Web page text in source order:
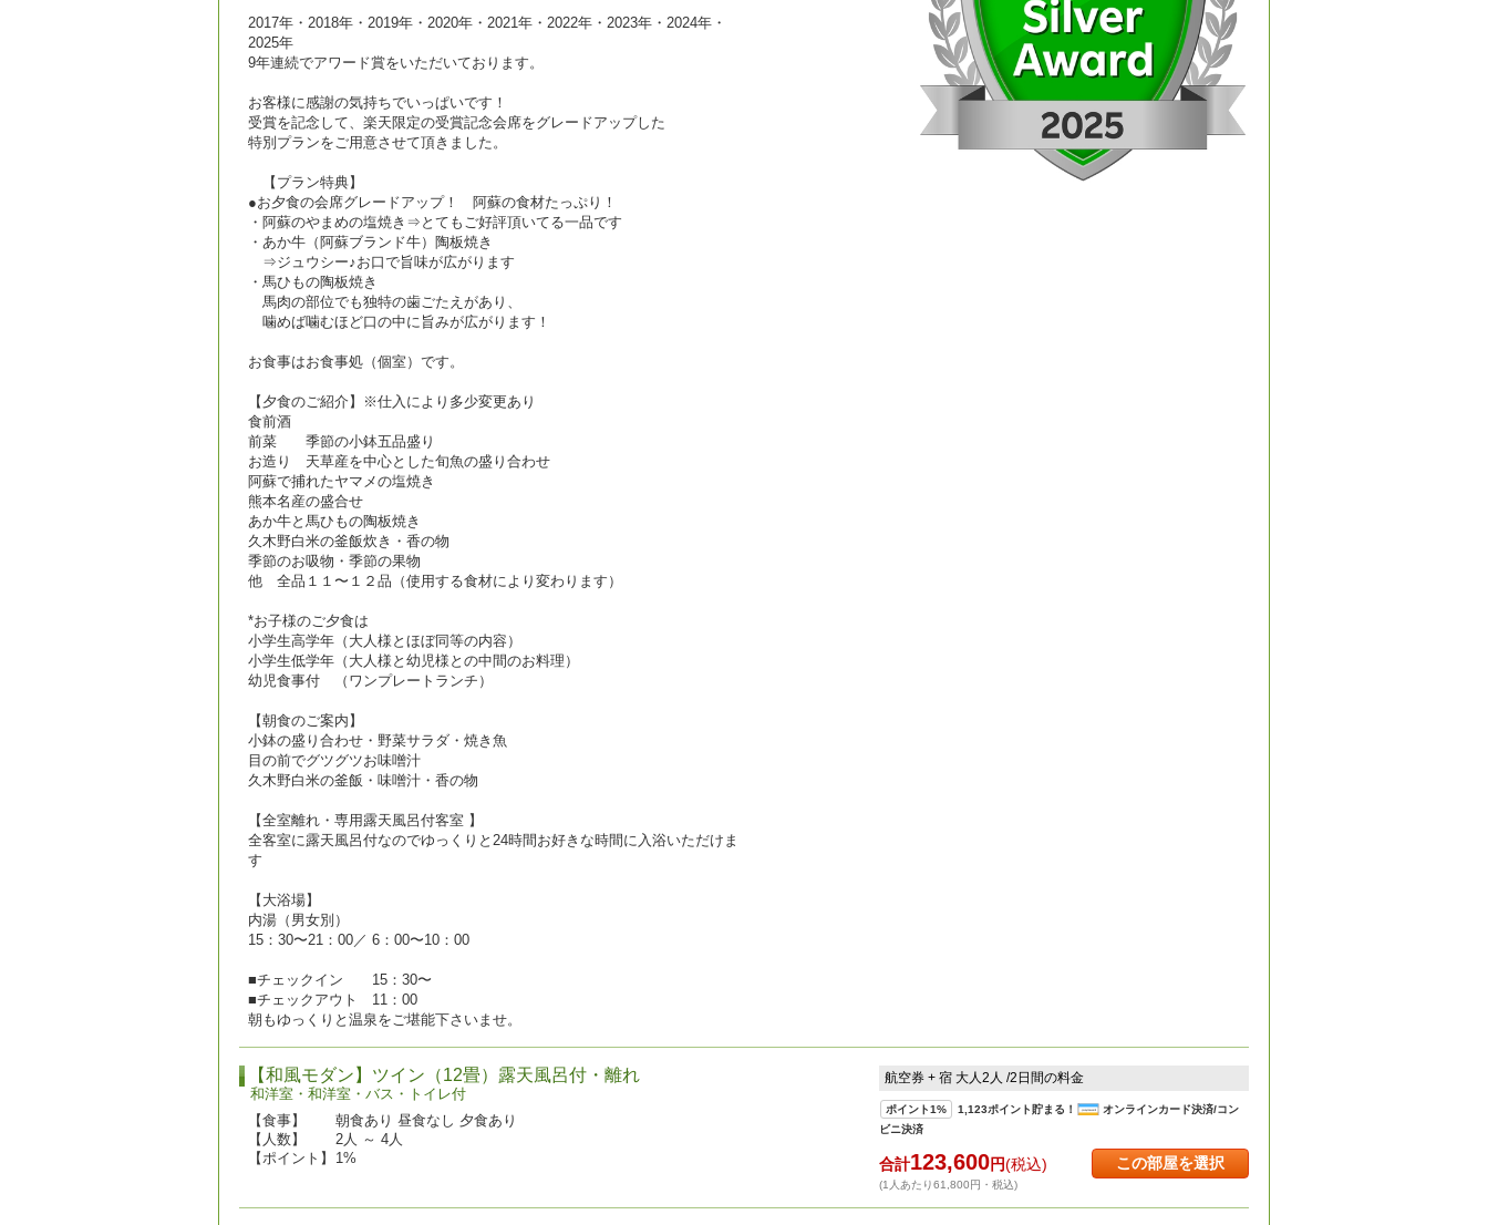
2017年・2018年・2019年・2020年・2021年・2022年・2023年・2024年・
2025年
9年連続でアワード賞をいただいております。
お客様に感謝の気持ちでいっぱいです！
受賞を記念して、楽天限定の受賞記念会席をグレードアップした
特別プランをご用意させて頂きました。
【プラン特典】
●お夕食の会席グレードアップ！ 阿蘇の食材たっぷり！
・阿蘇のやまめの塩焼き⇒とてもご好評頂いてる一品です
・あか牛（阿蘇ブランド牛）陶板焼き
⇒ジュウシー♪お口で旨味が広がります
・馬ひもの陶板焼き
馬肉の部位でも独特の歯ごたえがあり、
噛めば噛むほど口の中に旨みが広がります！
お食事はお食事処（個室）です。
【夕食のご紹介】※仕入により多少変更あり
食前酒
前菜 季節の小鉢五品盛り
お造り 天草産を中心とした旬魚の盛り合わせ
阿蘇で捕れたヤマメの塩焼き
熊本名産の盛合せ
あか牛と馬ひもの陶板焼き
久木野白米の釜飯炊き・香の物
季節のお吸物・季節の果物
他 全品１１〜１２品（使用する食材により変わります）
*お子様のご夕食は
小学生高学年（大人様とほぼ同等の内容）
小学生低学年（大人様と幼児様との中間のお料理）
幼児食事付 （ワンプレートランチ）
【朝食のご案内】
小鉢の盛り合わせ・野菜サラダ・焼き魚
目の前でグツグツお味噌汁
久木野白米の釜飯・味噌汁・香の物
【全室離れ・専用露天風呂付客室 】
全客室に露天風呂付なのでゆっくりと24時間お好きな時間に入浴いただけま
す
【大浴場】
内湯（男女別）
15：30〜21：00／ 6：00〜10：00
■チェックイン 15：30〜
■チェックアウト 11：00
朝もゆっくりと温泉をご堪能下さいませ。
【和風モダン】ツイン（12畳）露天風呂付・離れ
和洋室・和洋室・バス・トイレ付
【食事】
朝食あり 昼食なし 夕食あり
【人数】
2人 ～ 4人
【ポイント】
1%
航空券 + 宿 大人2人 /2日間の料金
ポイント1% 1,123ポイント貯まる！
オンラインカード決済/コン
ビニ決済
合計123,600円(税込)
(1人あたり61,800円・税込)
この部屋を選択